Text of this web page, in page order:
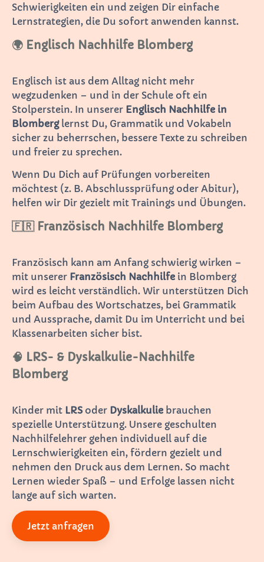
Schwierigkeiten ein und zeigen Dir einfache
Lernstrategien, die Du sofort anwenden kannst.
🌍 Englisch Nachhilfe Blomberg
Englisch ist aus dem Alltag nicht mehr
wegzudenken – und in der Schule oft ein
Stolperstein. In unserer Englisch Nachhilfe in
Blomberglernst Du, Grammatik und Vokabeln
sicher zu beherrschen, bessere Texte zu schreiben
und freier zu sprechen.
Wenn Du Dich auf Prüfungen vorbereiten
möchtest (z. B. Abschlussprüfung oder Abitur),
helfen wir Dir gezielt mit Trainings und Übungen.
🇫🇷 Französisch Nachhilfe Blomberg
Französisch kann am Anfang schwierig wirken –
mit unserer Französisch Nachhilfe in Blomberg
wird es leicht verständlich. Wir unterstützen Dich
beim Aufbau des Wortschatzes, bei Grammatik
und Aussprache, damit Du im Unterricht und bei
Klassenarbeiten sicher bist.
🧠 LRS- & Dyskalkulie-Nachhilfe
Blomberg
Kinder mit LRSoder Dyskalkulie brauchen
spezielle Unterstützung. Unsere geschulten
Nachhilfelehrer gehen individuell auf die
Lernschwierigkeiten ein, fördern gezielt und
nehmen den Druck aus dem Lernen. So macht
Lernen wieder Spaß – und Erfolge lassen nicht
lange auf sich warten.
Jetzt anfragen